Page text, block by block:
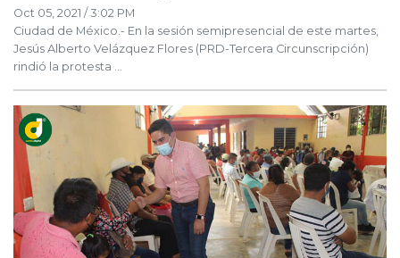
Oct 05, 2021 / 3:02 PM
Ciudad de México.- En la sesión semipresencial de este martes,
Jesús Alberto Velázquez Flores (PRD-Tercera Circunscripción)
rindió la protesta ...